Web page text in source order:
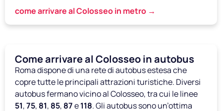
come arrivare al Colosseo in metro →
Come arrivare al Colosseo in autobus
Roma dispone di una rete di autobus estesa che
copre tutte le principali attrazioni turistiche. Diversi
autobus fermano vicino al Colosseo, tra cui le linee
51,75, 81, 85, 87e118. Gli autobus sono un’ottima